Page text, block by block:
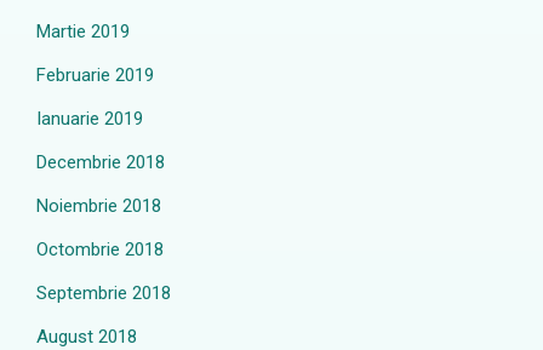
Martie 2019
Februarie 2019
Ianuarie 2019
Decembrie 2018
Noiembrie 2018
Octombrie 2018
Septembrie 2018
August 2018